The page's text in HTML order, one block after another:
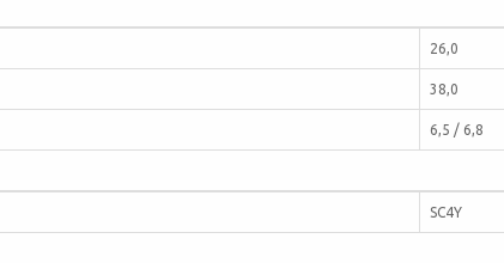
26,0
38,0
6,5 / 6,8
SC4Y